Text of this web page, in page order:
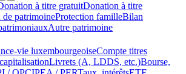
à titre gratuitDonation à titre
de patrimoineProtection familleBilan
Autre patrimoine
vie luxembourgeoiseCompte titres
Livrets (A, LDDS, etc.)Bourse,